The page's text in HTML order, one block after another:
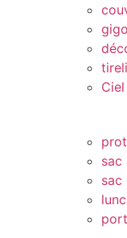
sac
sac